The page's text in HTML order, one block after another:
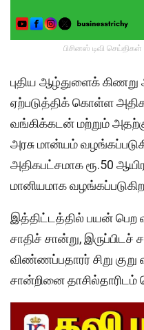
பிசினஸ் டிவி
புதிய ஆழ்துளைக்
ஏற்படுத்திக் கொள்ள
வங்கிக்கடன் மற்றும்
அரசு மான்யம்
அதிகபட்சமாக ரூ.50
மானியமாக
இத்திட்டத்தில் பயன் பெற
சாதிச் சான்று,
விண்ணப்பதாரர் சிறு
சான்றினை